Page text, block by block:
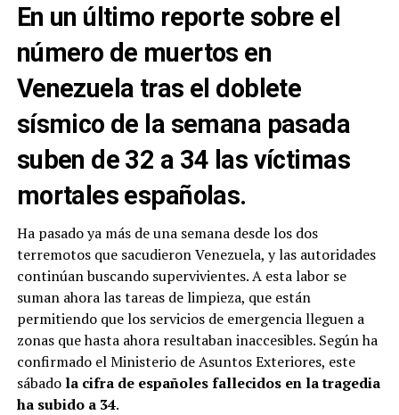
En un último reporte sobre el
número de muertos en
Venezuela tras el doblete
sísmico de la semana pasada
suben de 32 a 34 las víctimas
mortales españolas.
Ha pasado ya más de una semana desde los dos
terremotos que sacudieron Venezuela, y las autoridades
continúan buscando supervivientes. A esta labor se
suman ahora las tareas de limpieza, que están
permitiendo que los servicios de emergencia lleguen a
zonas que hasta ahora resultaban inaccesibles. Según ha
confirmado el Ministerio de Asuntos Exteriores, este
sábado la cifra de españoles fallecidos en la tragedia
ha subido a 34.